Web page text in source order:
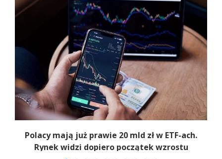
Polacy mają już prawie 20 mld zł w ETF-ach.
Rynek widzi dopiero początek wzrostu